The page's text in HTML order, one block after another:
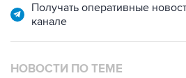
Получать оперативные
канале
НОВОСТИ ПО ТЕМЕ